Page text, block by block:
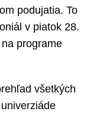
podujatia. To
v piatok 28.
programe
všetkých